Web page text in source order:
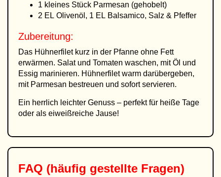
1 kleines Stück Parmesan (gehobelt)
2 EL Olivenöl, 1 EL Balsamico, Salz & Pfeffer
Zubereitung:
Das Hühnerfilet kurz in der Pfanne ohne Fett
erwärmen. Salat und Tomaten waschen, mit Öl und
Essig marinieren. Hühnerfilet warm darübergeben,
mit Parmesan bestreuen und sofort servieren.
Ein herrlich leichter Genuss – perfekt für heiße Tage
oder als eiweißreiche Jause!
FAQ (häufig gestellte Fragen)